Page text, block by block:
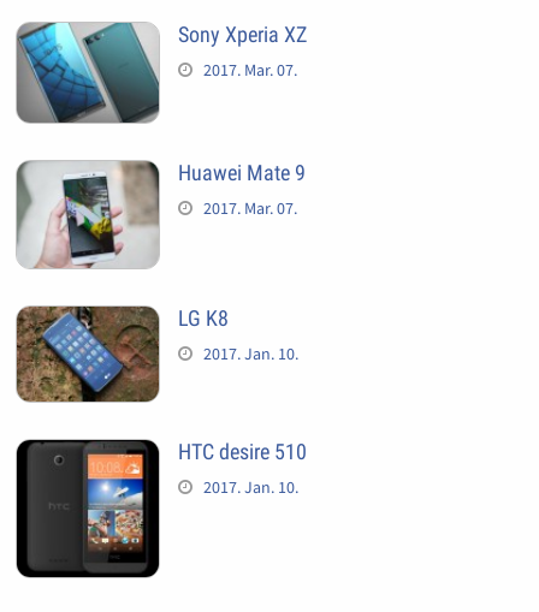
Sony Xperia XZ
2017. Mar. 07.
Huawei Mate 9
2017. Mar. 07.
LG K8
2017. Jan. 10.
HTC desire 510
2017. Jan. 10.